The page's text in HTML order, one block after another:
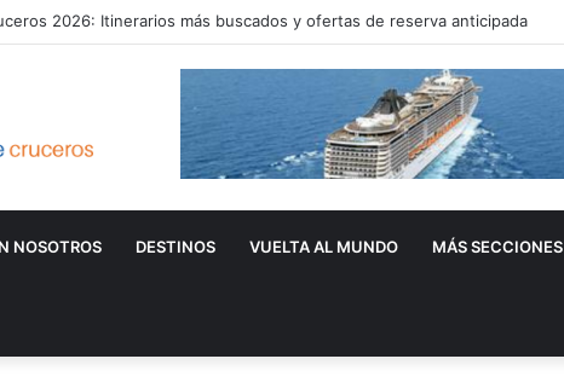
2026: Itinerarios más buscados y ofertas de reserva anticipada
NOSOTROS DESTINOS VUELTA AL MUNDO MÁS SECCIONES